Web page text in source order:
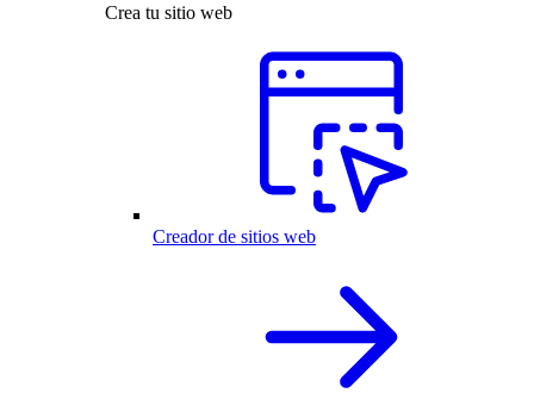
Crea tu sitio web
Creador de sitios web